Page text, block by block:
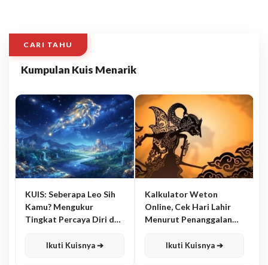
CARI TAHU
Kumpulan Kuis Menarik
KUIS: Seberapa Leo Sih
Kamu? Mengukur
Tingkat Percaya Diri dan
Ikuti Kuisnya ➔
Kalkulator Weton
Online, Cek Hari Lahir
Menurut Penanggalan
Ikuti Kuisnya ➔